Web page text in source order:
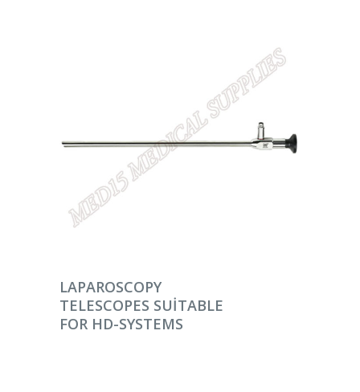
DEVAMINI OKU
LAPAROSCOPY
TELESCOPES SUITABLE
FOR HD-SYSTEMS